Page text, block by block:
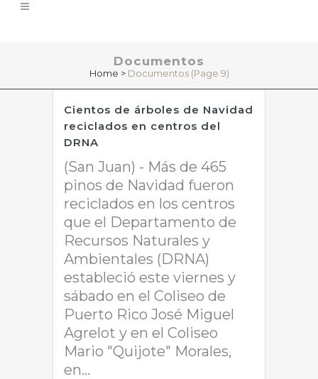
Documentos
Home > Documentos(Page 9)
Cientos de árboles de Navidad
reciclados en centros del
DRNA
(San Juan) - Más de 465
pinos de Navidad fueron
reciclados en los centros
que el Departamento de
Recursos Naturales y
Ambientales (DRNA)
estableció este viernes y
sábado en el Coliseo de
Puerto Rico José Miguel
Agrelot y en el Coliseo
Mario "Quijote" Morales,
en...